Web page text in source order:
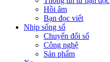
Hồi âm
Bạn đọc viết
Nhịp sống số
Chuyển đổi số
Công nghệ
Sản phẩm